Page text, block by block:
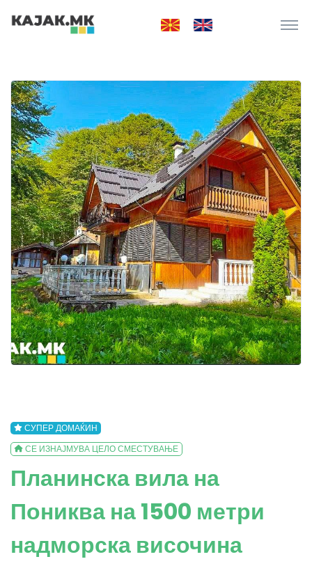
СУПЕР ДОМАЌИН
СЕ ИЗНАЈМУВА ЦЕЛО СМЕСТУВАЊЕ
Планинска вила на
Пониква на 1500 метри
надморска височина